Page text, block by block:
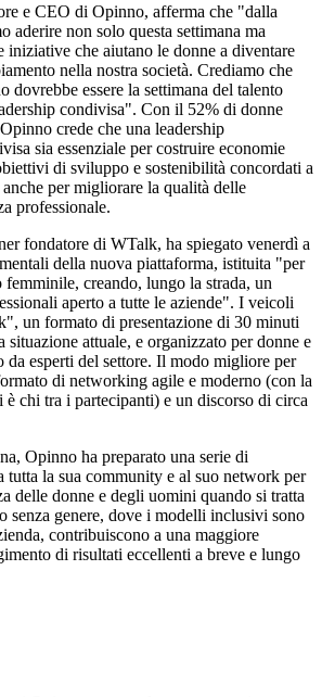
e CEO di Opinno, afferma che "dalla
aderire non solo questa settimana ma
iniziative che aiutano le donne a diventare
nella nostra società. Crediamo che
dovrebbe essere la settimana del talento
condivisa". Con il 52% di donne
crede che una leadership
sia essenziale per costruire economie
di sviluppo e sostenibilità concordati a
per migliorare la qualità delle
professionale.
fondatore di WTalk, ha spiegato venerdì a
della nuova piattaforma, istituita "per
creando, lungo la strada, un
aperto a tutte le aziende". I veicoli
un formato di presentazione di 30 minuti
situazione attuale, e organizzato per donne e
da esperti del settore. Il modo migliore per
di networking agile e moderno (con la
è chi tra i partecipanti) e un discorso di circa
Opinno ha preparato una serie di
la sua community e al suo network per
delle donne e degli uomini quando si tratta
senza genere, dove i modelli inclusivi sono
contribuiscono a una maggiore
di risultati eccellenti a breve e lungo